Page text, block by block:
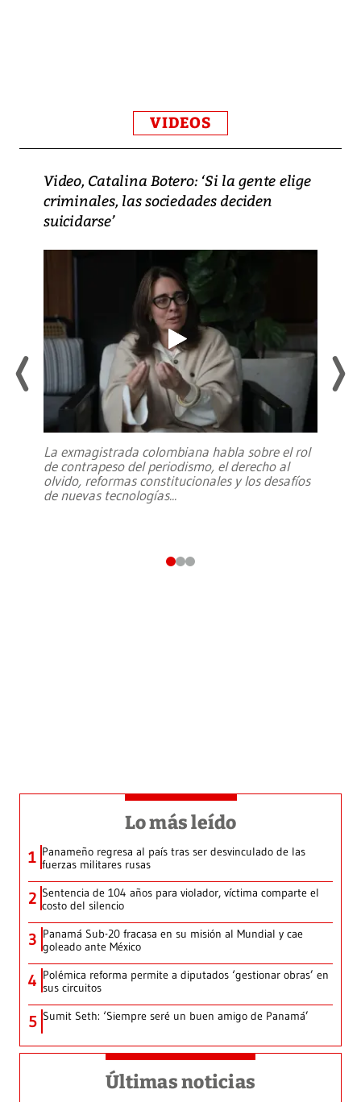
VIDEOS
Video, Catalina Botero: ‘Si la gente elige
criminales, las sociedades deciden
suicidarse’
La exmagistrada colombiana habla sobre el rol
de contrapeso del periodismo, el derecho al
olvido, reformas constitucionales y los desafíos
de nuevas tecnologías...
Lo más leído
1 Panameño regresa al país tras ser desvinculado de las
fuerzas militares rusas
2 Sentencia de 104 años para violador, víctima comparte el
costo del silencio
3 Panamá Sub-20 fracasa en su misión al Mundial y cae
goleado ante México
4 Polémica reforma permite a diputados ‘gestionar obras’ en
sus circuitos
5 Sumit Seth: ‘Siempre seré un buen amigo de Panamá’
Últimas noticias